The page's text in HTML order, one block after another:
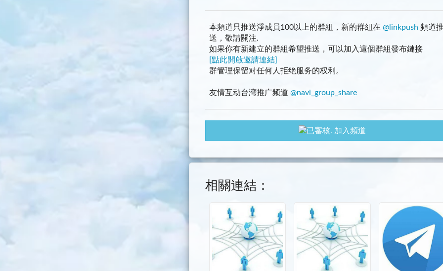
本頻道只推送淨成員100以上的群組，新的群組在 @linkpush 頻道
送，敬請關注.
如果你有新建立的群組希望推送，可以加入這個群組發布鏈接
[點此開啟邀請連結]
群管理保留对任何人拒绝服务的权利。
友情互动台湾推广频道 @navi_group_share
加入頻道
相關連結：